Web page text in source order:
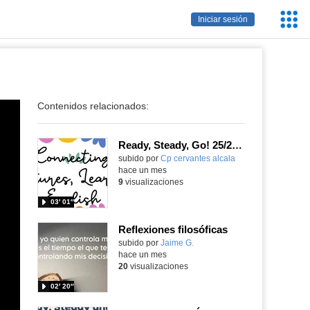
Iniciar sesión
Contenidos relacionados:
Ready, Steady, Go! 25/26: Connecting Cultures, Learning English
Contenido educativo.
subido por Cp cervantes alcala
03′ 01″
hace un mes
9visualizaciones
Reflexiones filosóficas
Contenido educativo.
subido por Jaime G.
02′ 20″
hace un mes
20visualizaciones